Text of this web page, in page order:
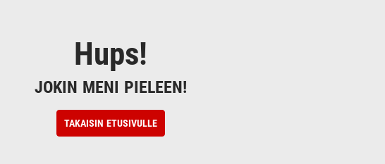
Hups!
JOKIN MENI PIELEEN!
TAKAISIN ETUSIVULLE